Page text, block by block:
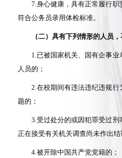
7.身心健康，具有正常履行职
符合公务员录用体检标准。
（二）具有下列情形的人员，
1.已被国家机关、国有企事
人员的；
2.在校期间有违法违纪违规行
题的；
3.受过处分的或因犯罪受过
正在接受有关机关调查尚未作出结
4.被开除中国共产党党籍的；